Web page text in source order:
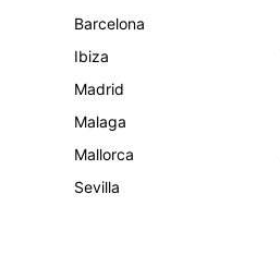
Barcelona
Ibiza
Madrid
Malaga
Mallorca
Sevilla